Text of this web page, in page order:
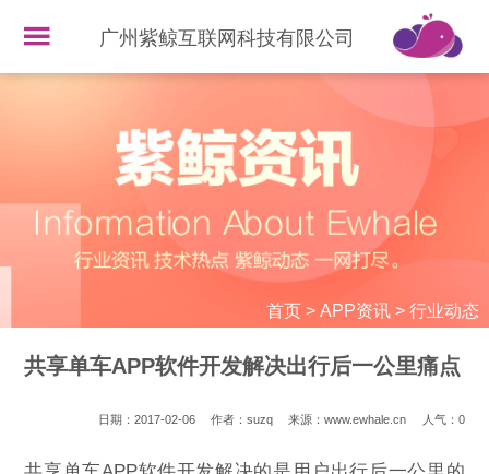
广州紫鲸互联网科技有限公司
首页> APP资讯> 行业动态
共享单车APP软件开发解决出行后一公里痛点
日期：2017-02-06 作者：suzq 来源：www.ewhale.cn 人气： 0